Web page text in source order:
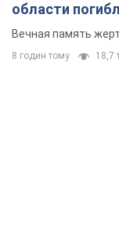
области
муж и внук
Вечная память
8 годин тому 18,7